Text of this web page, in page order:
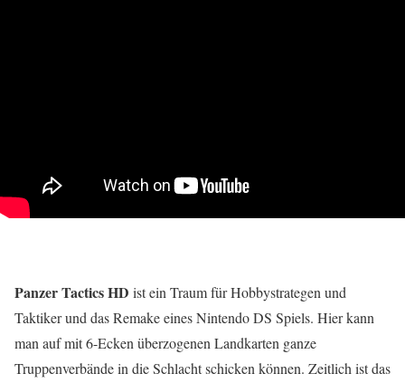
Panzer Tactics HD ist ein Traum für Hobbystrategen und
Taktiker und das Remake eines Nintendo DS Spiels. Hier kann
man auf mit 6-Ecken überzogenen Landkarten ganze
Truppenverbände in die Schlacht schicken können. Zeitlich ist das